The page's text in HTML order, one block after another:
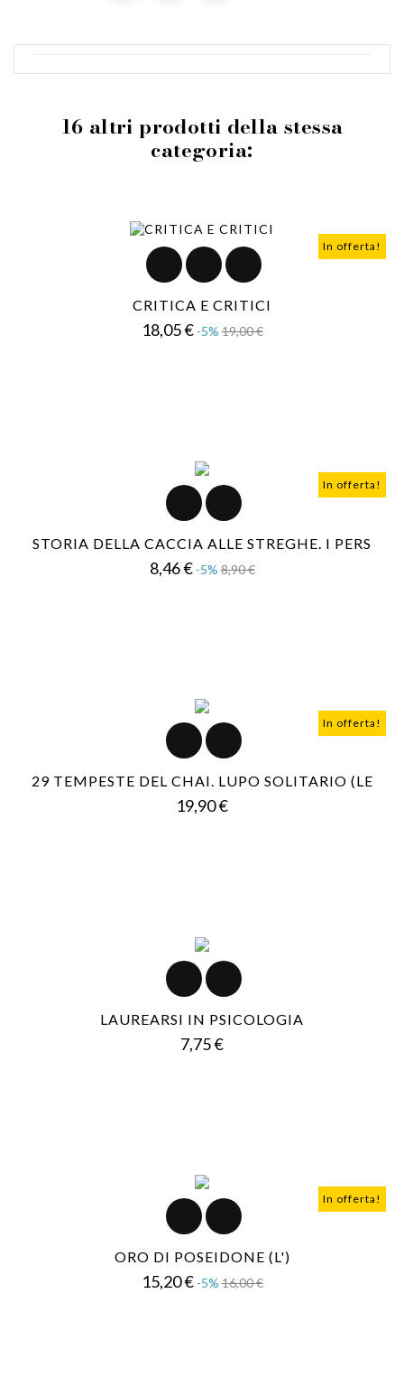
16 altri prodotti della stessa
categoria:
In offerta!
CRITICA E CRITICI
18,05 € Prezzo
-5% 19,00 €Prezzo
In offerta!
STORIA DELLA CACCIA ALLE STREGHE. I PERS
8,46 € Prezzo
-5% 8,90 €Prezzo
In offerta!
29 TEMPESTE DEL CHAI. LUPO SOLITARIO (LE
19,90 €Prezzo
LAUREARSI IN PSICOLOGIA
7,75 €Prezzo
In offerta!
ORO DI POSEIDONE (L')
15,20 € Prezzo
-5% 16,00 €Prezzo